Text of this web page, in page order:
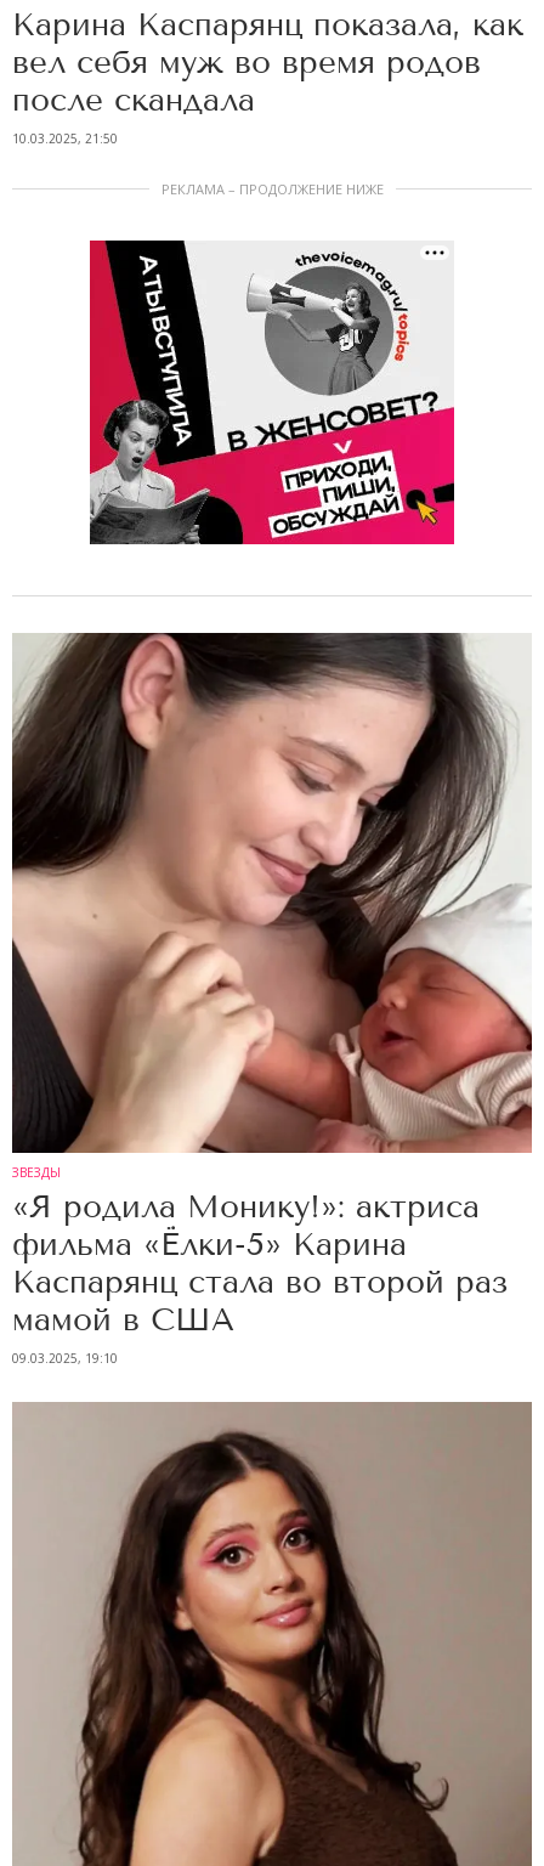
Карина Каспарянц показала, как
вел себя муж во время родов
после скандала
10.03.2025, 21:50
РЕКЛАМА – ПРОДОЛЖЕНИЕ НИЖЕ
ЗВЕЗДЫ
«Я родила Монику!»: актриса
фильма «Ёлки-5» Карина
Каспарянц стала во второй раз
мамой в США
09.03.2025, 19:10